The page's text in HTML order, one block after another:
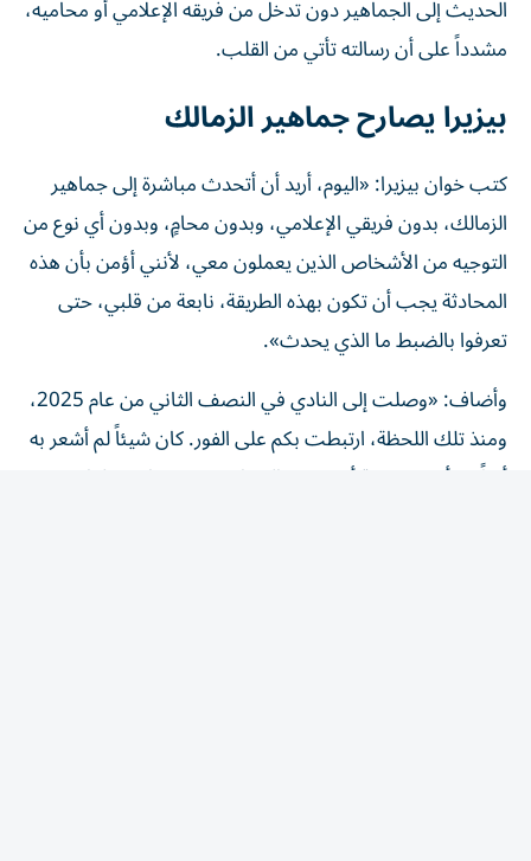
مشدداً على أن رسالته تأتي من القلب.
بيزيرا يصارح جماهير الزمالك
كتب خوان بيزيرا: «اليوم، أريد أن أتحدث مباشرة إلى جماهير
الزمالك، بدون فريقي الإعلامي، وبدون محامٍ، وبدون أي نوع من
التوجيه من الأشخاص الذين يعملون معي، لأنني أؤمن بأن هذه
المحادثة يجب أن تكون بهذه الطريقة، نابعة من قلبي، حتى
تعرفوا بالضبط ما الذي يحدث».
ومنذ تلك اللحظة، ارتبطت بكم على الفور. كان شيئاً لم أشعر به
أبداً مع أي مجموعة أخرى من الجماهير منذ مغادرتي لفاسكو،